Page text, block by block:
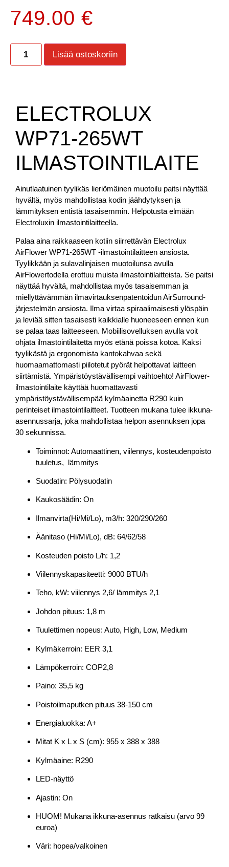
749.00 €
Lisää ostoskoriin
ELECTROLUX
WP71-265WT
ILMASTOINTILAITE
Ainutlaatuinen tyylikäs lieriömäinen muotoilu paitsi näyttää
hyvältä, myös mahdollistaa kodin jäähdytyksen ja
lämmityksen entistä tasaisemmin. Helpotusta elmään
Electroluxin ilmastointilaitteella.
Palaa aina raikkaaseen kotiin siirrettävän Electrolux
AirFlower WP71-265WT -ilmastointilaitteen ansiosta.
Tyylikkään ja sulavalinjaisen muotoilunsa avulla
AirFlowertodella erottuu muista ilmastointilaitteista. Se paitsi
näyttää hyvältä, mahdollistaa myös tasaisemman ja
miellyttävämmän ilmavirtauksenpatentoidun AirSurround-
järjestelmän ansiosta. Ilma virtaa spiraalimaisesti ylöspäin
ja leviää sitten tasaisesti kaikkialle huoneeseen ennen kun
se palaa taas laitteeseen. Mobiilisovelluksen avulla voit
ohjata ilmastointilaitetta myös etänä poissa kotoa. Kaksi
tyylikästä ja ergonomista kantokahvaa sekä
huomaamattomasti piilotetut pyörät helpottavat laitteen
siirtämistä. Ympäristöystävällisempi vaihtoehto! AirFlower-
ilmastointilaite käyttää huomattavasti
ympäristöystävällisempää kylmäainetta R290 kuin
perinteiset ilmastointilaitteet. Tuotteen mukana tulee ikkuna-
asennussarja, joka mahdollistaa helpon asennuksen jopa
30 sekunnissa.
Toiminnot: Automaattinen, viilennys, kosteudenpoisto
tuuletus, lämmitys
Suodatin: Pölysuodatin
Kaukosäädin: On
Ilmanvirta(Hi/Mi/Lo), m3/h: 320/290/260
Äänitaso (Hi/Mi/Lo), dB: 64/62/58
Kosteuden poisto L/h: 1,2
Viilennyskapasiteetti: 9000 BTU/h
Teho, kW: viilennys 2,6/ lämmitys 2,1
Johdon pituus: 1,8 m
Tuulettimen nopeus: Auto, High, Low, Medium
Kylmäkerroin: EER 3,1
Lämpökerroin: COP2,8
Paino: 35,5 kg
Poistoilmaputken pituus 38-150 cm
Energialuokka: A+
Mitat K x L x S (cm): 955 x 388 x 388
Kylmäaine: R290
LED-näyttö
Ajastin: On
HUOM! Mukana ikkuna-asennus ratkaisu (arvo 99
euroa)
Väri: hopea/valkoinen